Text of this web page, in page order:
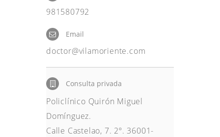
981580792
Email
doctor@vilamoriente.com
Consulta privada
Policlínico Quirón Miguel
Domínguez.
Calle Castelao, 7. 2º. 36001-